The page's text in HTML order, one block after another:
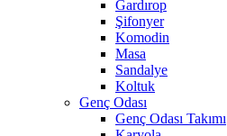
Gardırop
Şifonyer
Komodin
Masa
Sandalye
Koltuk
Genç Odası
Genç Odası Takımı